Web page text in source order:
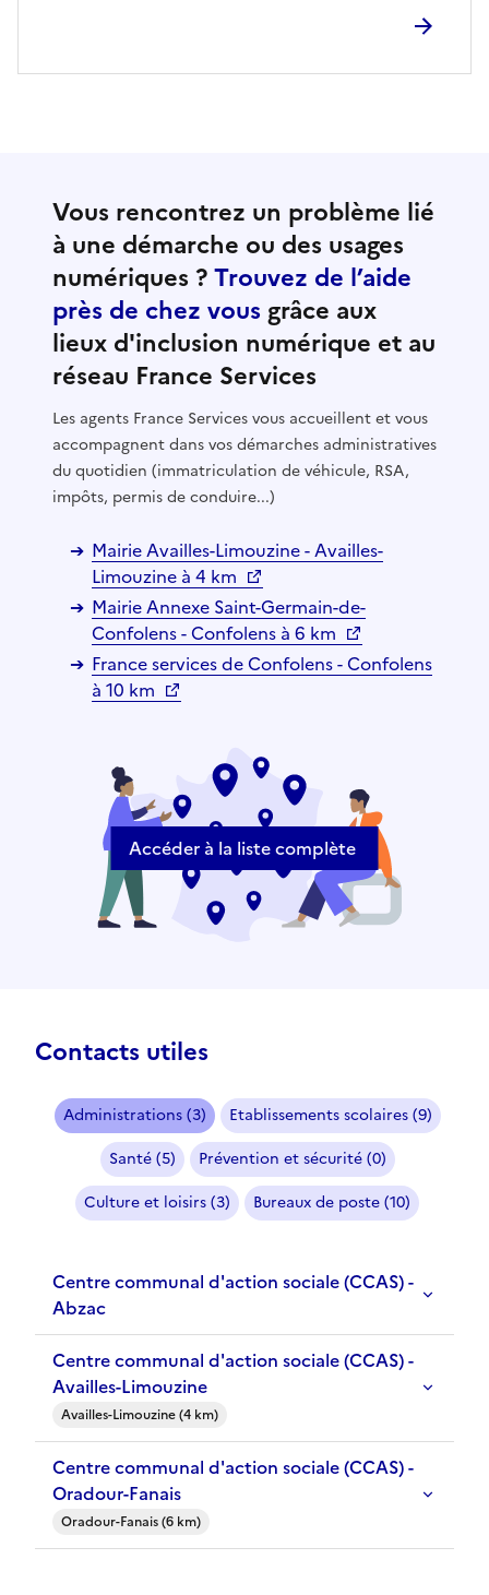
Vous rencontrez un problème lié
à une démarche ou des usages
numériques ?Trouvez de l’aide
près de chez vous grâce aux
lieux d'inclusion numérique et au
réseau France Services
Les agents France Services vous accueillent et vous
accompagnent dans vos démarches administratives
du quotidien (immatriculation de véhicule, RSA,
impôts, permis de conduire...)
Mairie Availles-Limouzine - Availles-
Limouzine à 4 km
Mairie Annexe Saint-Germain-de-
Confolens - Confolens à 6 km
France services de Confolens - Confolens
à 10 km
Accéder à la liste complète
Contacts utiles
Administrations (3)
Etablissements scolaires (9)
Santé (5)
Prévention et sécurité (0)
Culture et loisirs (3)
Bureaux de poste (10)
Centre communal d'action sociale (CCAS) -
Abzac
Centre communal d'action sociale (CCAS) -
Availles-Limouzine
Availles-Limouzine (4 km)
Centre communal d'action sociale (CCAS) -
Oradour-Fanais
Oradour-Fanais (6 km)